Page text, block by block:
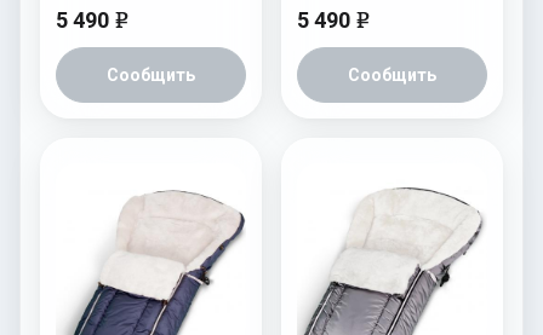
5 490 e
Сообщить
5 490 e
Сообщить